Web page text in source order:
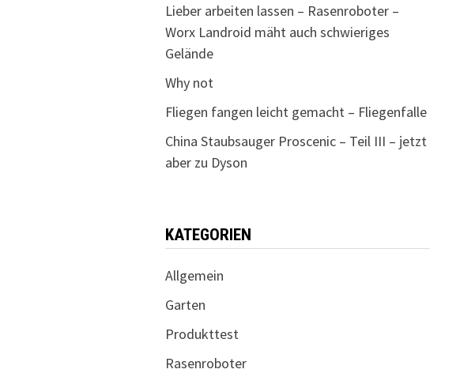
Lieber arbeiten lassen – Rasenroboter –
Worx Landroid mäht auch schwieriges
Gelände
Why not
Fliegen fangen leicht gemacht – Fliegenfalle
China Staubsauger Proscenic – Teil III – jetzt
aber zu Dyson
KATEGORIEN
Allgemein
Garten
Produkttest
Rasenroboter